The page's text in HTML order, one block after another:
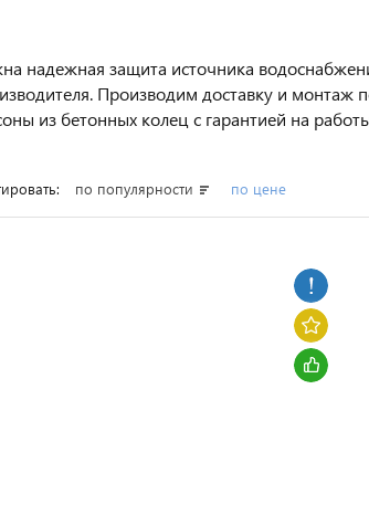
надежная защита источника
Производим доставку и монтаж
из бетонных колец с гарантией на
по популярности по цене